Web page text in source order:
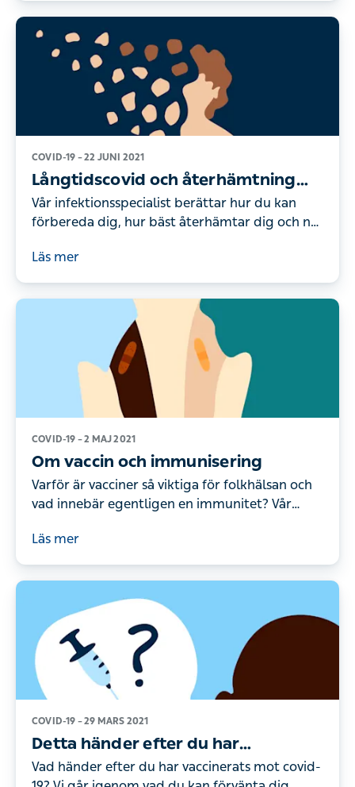
COVID-19 –22 JUNI 2021
Långtidscovid och återhämtning
efter covid-19
Vår infektionsspecialist berättar hur du kan
förbereda dig, hur bäst återhämtar dig och när
hemsida.
Läs mer
COVID-19 –2 MAJ 2021
Om vaccin och immunisering
Varför är vacciner så viktiga för folkhälsan och
vad innebär egentligen en immunitet? Vår
veta om vaccin.
Läs mer
COVID-19 –29 MARS 2021
Detta händer efter du har
vaccinerats mot covid-19
Vad händer efter du har vaccinerats mot covid-